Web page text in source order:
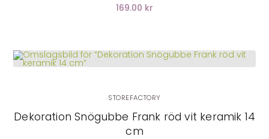
169.00 kr
STOREFACTORY
Dekoration Snögubbe Frank röd vit keramik 14
cm